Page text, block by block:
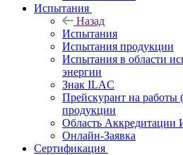
Испытания
Назад
Испытания
Испытания продукции
Испытания в области
энергии
Знак ILAC
Прейскурант на работы
продукции
Область Аккредитации
Онлайн-Заявка
Сертификация